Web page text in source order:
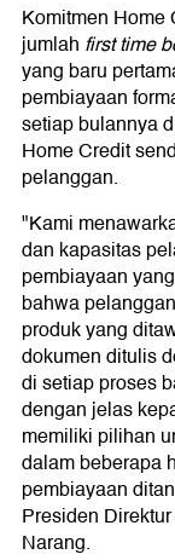
Komitmen Home
jumlah first time
yang baru
pembiayaan
setiap bulannya
Home Credit
pelanggan.
"Kami
dan kapasitas
pembiayaan
bahwa
produk yang
dokumen ditulis
di setiap proses
dengan jelas
memiliki pilihan
dalam beberapa
pembiayaan
Presiden
Narang.